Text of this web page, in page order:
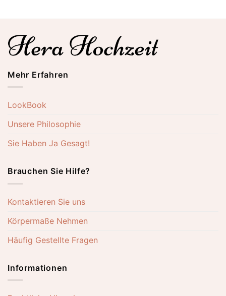
Mehr Erfahren
LookBook
Unsere Philosophie
Sie Haben Ja Gesagt!
Brauchen Sie Hilfe?
Kontaktieren Sie uns
Körpermaße Nehmen
Häufig Gestellte Fragen
Informationen